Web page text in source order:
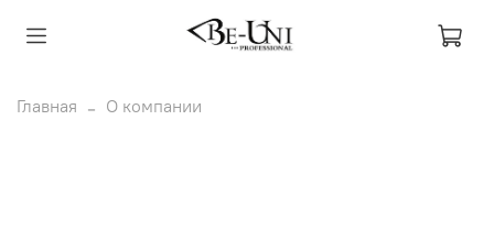
Главная О компании